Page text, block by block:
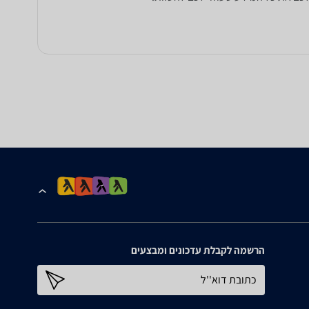
הרשמה לקבלת עדכונים ומבצעים
כתובת דוא''ל